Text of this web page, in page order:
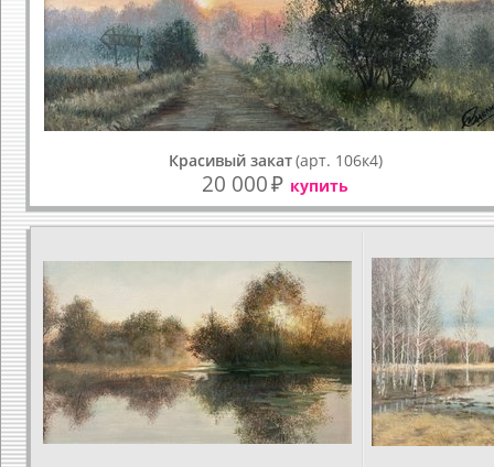
Красивый закат(арт. 106к4)
20 000₽ купить